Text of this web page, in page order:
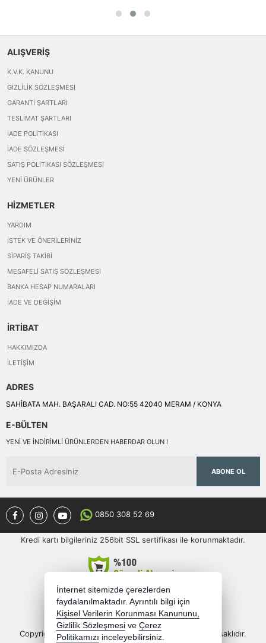
ALIŞVERİŞ
K.V.K. KANUNU
GIZLILIK SÖZLEŞMESI
GARANTI ŞARTLARI
TESLIMAT ŞARTLARI
İADE POLITIKASI
İADE SÖZLEŞMESI
SATIŞ POLITIKASI SÖZLEŞMESI
YENI ÜRÜNLER
HİZMETLER
YARDIM
İSTEK VE ÖNERILERINIZ
SIPARIŞ TAKIBI
MESAFELI SATIŞ SÖZLEŞMESI
BANKA HESAP NUMARALARI
İADE VE DEĞIŞIM
İRTİBAT
HAKKIMIZDA
İLETIŞIM
ADRES
SAHİBATA MAH. BAŞARALI CAD. NO:55 42040 MERAM / KONYA
E-BÜLTEN
YENI VE INDIRIMLI ÜRÜNLERDEN HABERDAR OLUN !
ABONE OL
0850 308 52 69
Kredi kartı bilgileriniz 256bit SSL sertifikası ile korunmaktadır.
Copyright 2026 semercioglutoptan.com - Tüm hakları saklıdır.
İnternet sitemizde çerezlerden
faydalanılmaktadır. Ayrıntılı bilgi için
Kişisel Verilerin Korunması Kanununu,
Gizlilik Sözleşmesi ve Çerez
Politikamızı inceleyebilirsiniz.